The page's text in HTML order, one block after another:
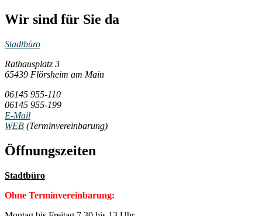
Wir sind für Sie da
Stadtbüro
Rathausplatz 3
65439 Flörsheim am Main
06145 955-110
06145 955-199
E-Mail
WEB (Terminvereinbarung)
Öffnungszeiten
Stadtbüro
Ohne Terminvereinbarung: